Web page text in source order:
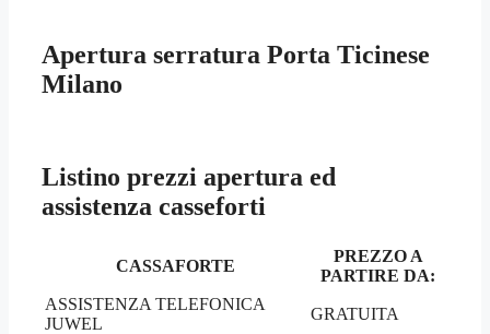
Apertura serratura Porta Ticinese
Milano
Listino prezzi apertura ed
assistenza casseforti
CASSAFORTE
PREZZO A
PARTIRE DA:
ASSISTENZA TELEFONICA
JUWEL
GRATUITA